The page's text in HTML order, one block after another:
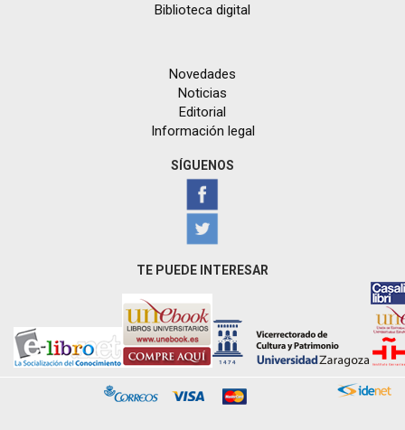
Biblioteca digital
Novedades
Noticias
Editorial
Información legal
SÍGUENOS
TE PUEDE INTERESAR